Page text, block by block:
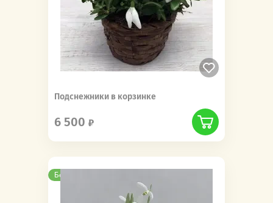
Подснежники в корзинке
6 500
Бесплатная доставка